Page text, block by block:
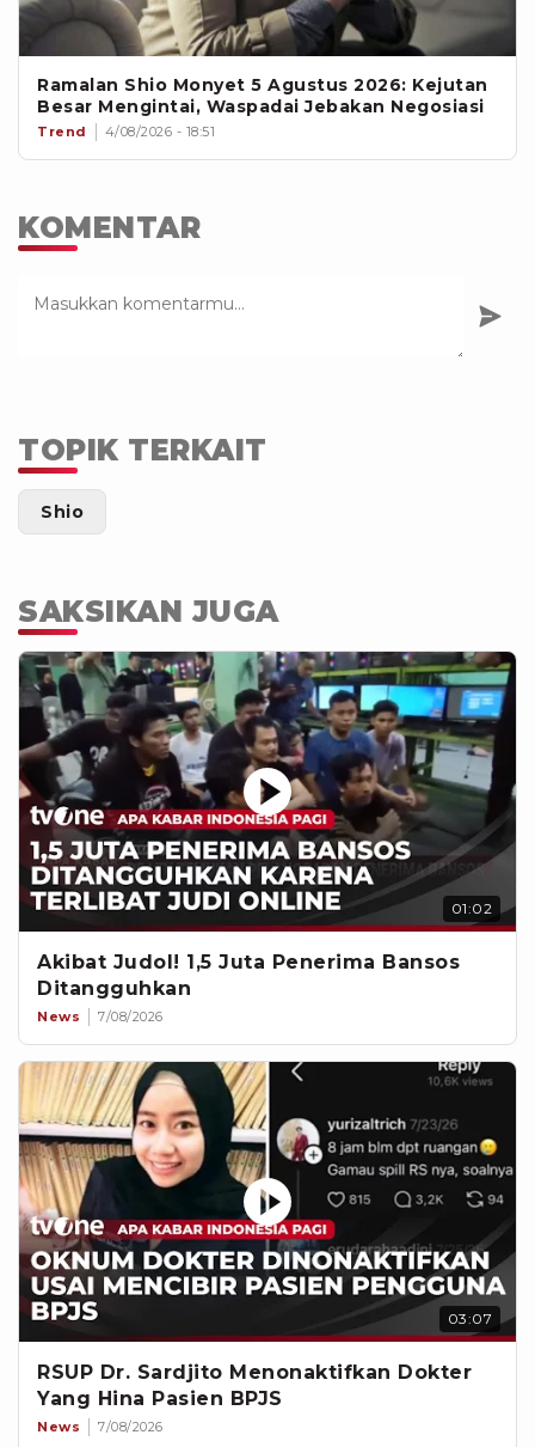
Ramalan Shio Monyet 5 Agustus 2026: Kejutan
Besar Mengintai, Waspadai Jebakan Negosiasi
Trend 4/08/2026 - 18:51
KOMENTAR
TOPIK TERKAIT
Shio
SAKSIKAN JUGA
01:02
Akibat Judol! 1,5 Juta Penerima Bansos
Ditangguhkan
News 7/08/2026
03:07
RSUP Dr. Sardjito Menonaktifkan Dokter
Yang Hina Pasien BPJS
News 7/08/2026